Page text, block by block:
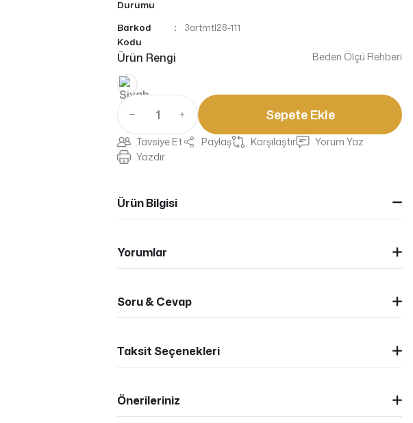
Durumu
Barkod
Kodu
3artmtl28-111
Ürün Rengi Beden Ölçü Rehberi
Sepete Ekle
Tavsiye Et Paylaş Karşılaştır
Yorum Yaz
Yazdır
Ürün Bilgisi
Yorumlar
Soru & Cevap
Taksit Seçenekleri
Önerileriniz